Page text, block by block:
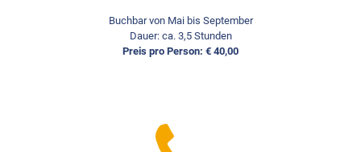
Buchbar von Mai bis September
Dauer: ca. 3,5 Stunden
Preis pro Person: € 40,00